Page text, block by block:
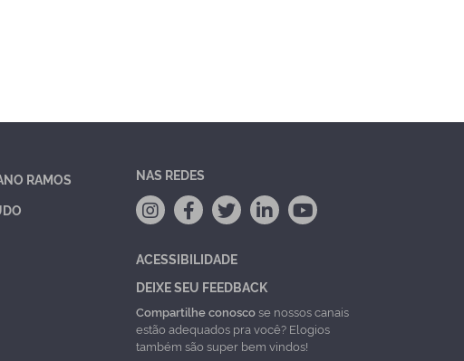
RAMOS
NAS REDES
ACESSIBILIDADE
DEIXE SEU FEEDBACK
Compartilhe conoscose nossos canais
estão adequados pra você? Elogios
também são super bem vindos!